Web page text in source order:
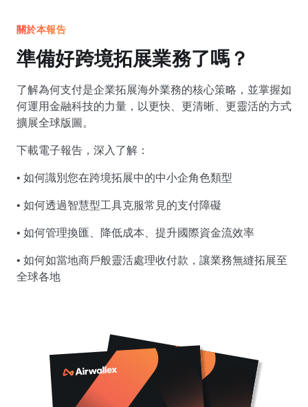
關於本報告
準備好跨境拓展業務了嗎？
了解為何支付是企業拓展海外業務的核心策略，並掌握如
何運用金融科技的力量，以更快、更清晰、更靈活的方式
擴展全球版圖。
下載電子報告，深入了解：
• 如何識別您在跨境拓展中的中小企角色類型
• 如何透過智慧型工具克服常見的支付障礙
• 如何管理換匯、降低成本、提升國際資金流效率
• 如何如當地商戶般靈活處理收付款，讓業務無縫拓展至
全球各地